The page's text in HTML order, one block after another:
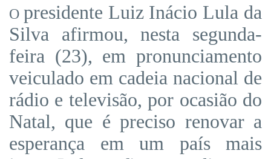
O presidente Luiz Inácio Lula da
Silva afirmou, nesta segunda-
feira (23), em pronunciamento
veiculado em cadeia nacional de
rádio e televisão, por ocasião do
Natal, que é preciso renovar a
esperança em um país mais